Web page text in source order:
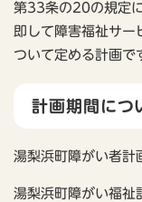
第33条の20の規定
即して障害福祉サー
ついて定める計画で
計画期間につ
湯梨浜町障がい者
湯梨浜町障がい福